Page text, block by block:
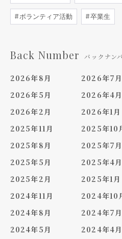
ボランティア活動 卒業生
Back Number バックナン
2026年8月 2026年7月
2026年5月
2026年4月
2026年2月
2026年1月
2025年11月
2025年10
2025年8月
2025年7月
2025年5月
2025年4月
2025年2月
2025年1月
2024年11月
2024年10
2024年8月
2024年7月
2024年5月
2024年4月